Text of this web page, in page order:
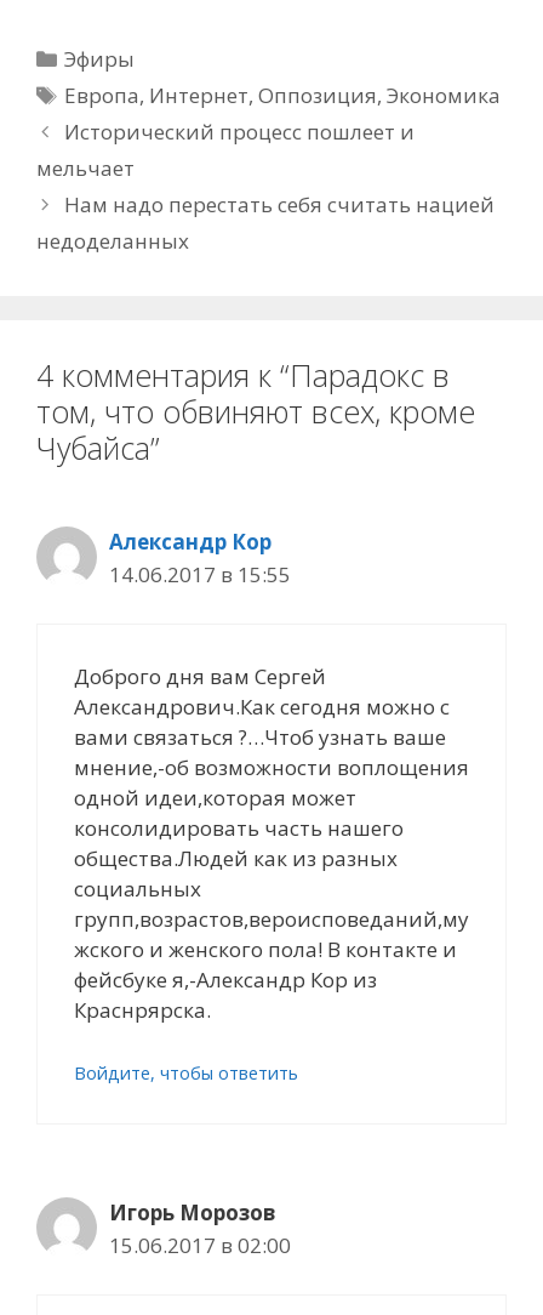
Рубрики
Эфиры
Метки
Европа, Интернет,Оппозиция,Экономика
Исторический процесс пошлеет и
мельчает
Нам надо перестать себя считать нацией
недоделанных
4 комментария к “Парадокс в
том, что обвиняют всех, кроме
Чубайса”
Александр Кор
14.06.2017 в 15:55
Доброго дня вам Сергей
Александрович.Как сегодня можно с
вами связаться ?…Чтоб узнать ваше
мнение,-об возможности воплощения
одной идеи,которая может
консолидировать часть нашего
общества.Людей как из разных
социальных
групп,возрастов,вероисповеданий,му
жского и женского пола! В контакте и
фейсбуке я,-Александр Кор из
Краснрярска.
Войдите, чтобы ответить
Игорь Морозов
15.06.2017 в 02:00